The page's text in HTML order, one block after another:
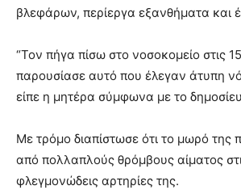
βλεφάρων, περίεργα εξανθήματα και
“Τον πήγα πίσω στο νοσοκομείο στις
παρουσίασε αυτό που έλεγαν άτυπη
είπε η μητέρα σύμφωνα με το
Με τρόμο διαπίστωσε ότι το μωρό της
από πολλαπλούς θρόμβους αίματος
φλεγμονώδεις αρτηρίες της.